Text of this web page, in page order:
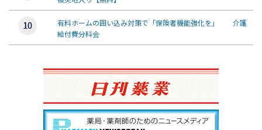
有料ホームの囲い込み対策で「保険者機能強化を」 介護
給付費分科会